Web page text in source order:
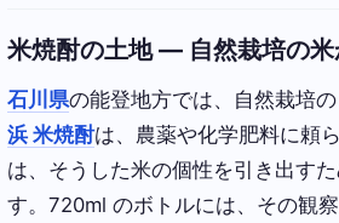
米焼酎の土地 — 自然栽培の米
石川県の能登地方では、自然栽培
浜 米焼酎は、農薬や化学肥料に頼
は、そうした米の個性を引き出す
す。720ml のボトルには、その観